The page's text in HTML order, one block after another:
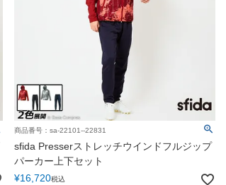
商品番号：sa-22101--22831
sfida Presserストレッチウインドフルジップ
パーカー上下セット
¥16,720税込